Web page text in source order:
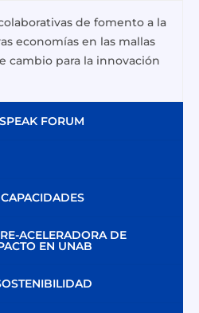
de fomento a la
economías en las mallas
cambio para la innovación
FORUM
ACELERADORA DE
EN UNAB